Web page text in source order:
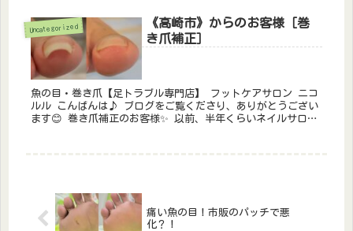
Uncategorized
《高崎市》からのお客様［巻
き爪補正］
魚の目・巻き爪【足トラブル専門店】 フットケアサロン ニコ
ルル こんばんは♪ ブログをご覧くださり、ありがとうござい
ます😊 巻き爪補正のお客様✨ 以前、半年くらいネイルサロン
痛い魚の目！市販のパッチで悪
化？！